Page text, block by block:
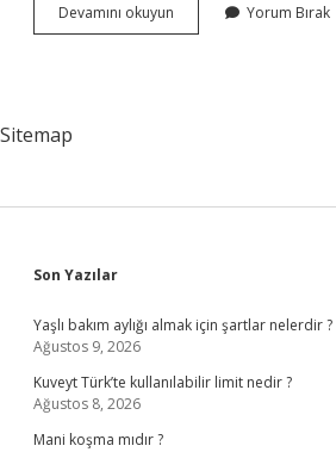
Devamını okuyun Büyümenin
Göstergesi
Yorum Bırak
Sitemap
Sidebar
Son Yazılar
Yaşlı bakım aylığı almak için şartlar nelerdir ?
Ağustos 9, 2026
Kuveyt Türk’te kullanılabilir limit nedir ?
Ağustos 8, 2026
Mani koşma mıdır ?